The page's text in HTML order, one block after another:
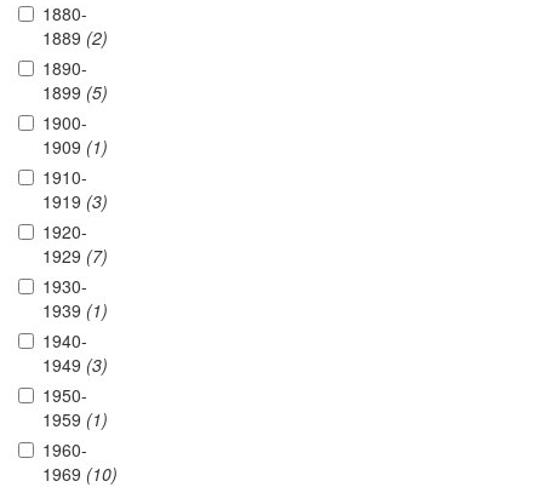
1880-
1889 (2)
1890-
1899 (5)
1900-
1909 (1)
1910-
1919 (3)
1920-
1929 (7)
1930-
1939 (1)
1940-
1949 (3)
1950-
1959 (1)
1960-
1969 (10)